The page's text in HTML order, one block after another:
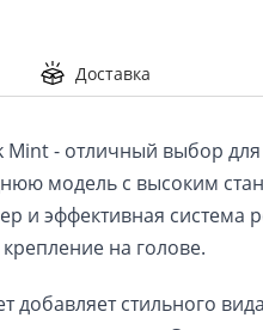
Доставка
- отличный выбор для
модель с высоким
и эффективная система
на голове.
добавляет стильного